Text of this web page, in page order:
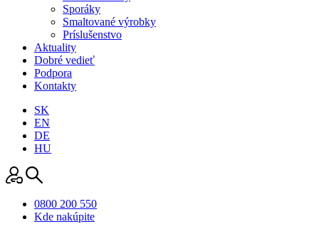
Sporáky
Smaltované výrobky
Príslušenstvo
Aktuality
Dobré vedieť
Podpora
Kontakty
SK
EN
DE
HU
0800 200 550
Kde nakúpite